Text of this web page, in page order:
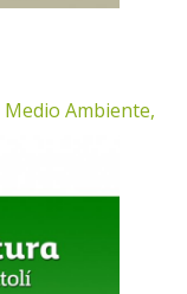
Medio Ambiente,